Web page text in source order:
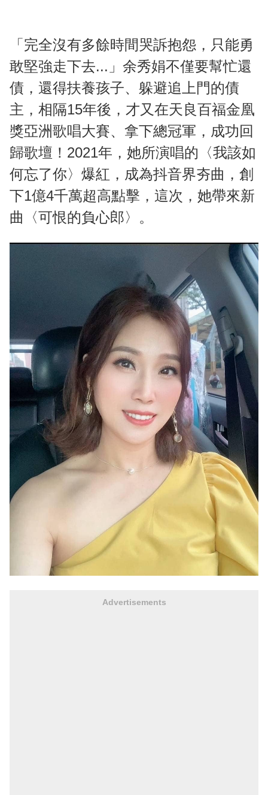
「完全沒有多餘時間哭訴抱怨，只能勇
敢堅強走下去...」余秀娟不僅要幫忙還
債，還得扶養孩子、躲避追上門的債
主，相隔15年後，才又在天良百福金凰
獎亞洲歌唱大賽、拿下總冠軍，成功回
歸歌壇！2021年，她所演唱的〈我該如
何忘了你〉爆紅，成為抖音界夯曲，創
下1億4千萬超高點擊，這次，她帶來新
曲〈可恨的負心郎〉。
Advertisements